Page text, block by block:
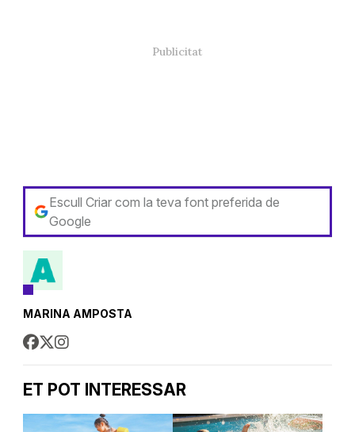
Escull Criar com la teva font preferida de
Google
MARINA AMPOSTA
ET POT INTERESSAR